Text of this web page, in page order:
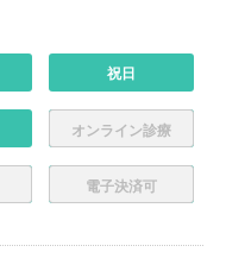
祝日
オンライン診療
電子決済可